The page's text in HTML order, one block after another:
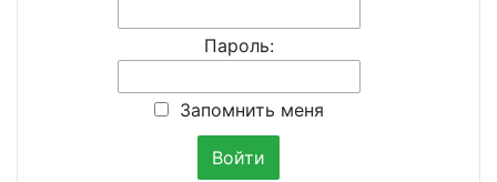
Пароль:
Запомнить меня